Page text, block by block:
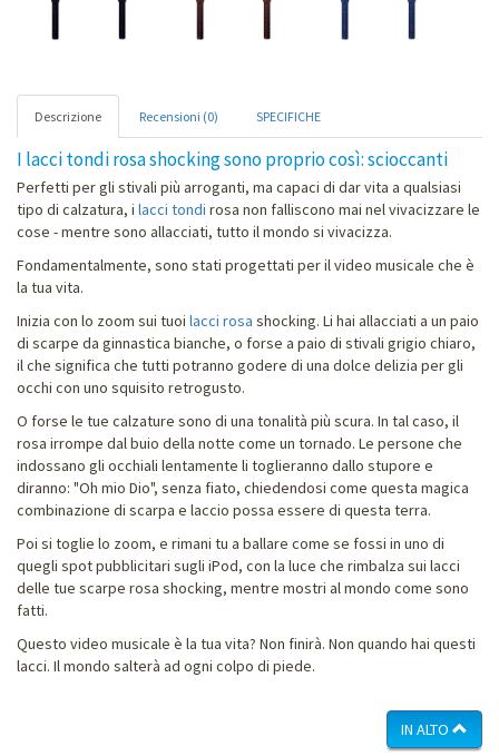
Descrizione Recensioni (0) SPECIFICHE
I lacci tondi rosa shocking sono proprio così: scioccanti
Perfetti per gli stivali più arroganti, ma capaci di dar vita a qualsiasi
tipo di calzatura, i lacci tondi rosa non falliscono mai nel vivacizzare le
cose - mentre sono allacciati, tutto il mondo si vivacizza.
Fondamentalmente, sono stati progettati per il video musicale che è
la tua vita.
Inizia con lo zoom sui tuoi lacci rosa shocking. Li hai allacciati a un paio
di scarpe da ginnastica bianche, o forse a paio di stivali grigio chiaro,
il che significa che tutti potranno godere di una dolce delizia per gli
occhi con uno squisito retrogusto.
O forse le tue calzature sono di una tonalità più scura. In tal caso, il
rosa irrompe dal buio della notte come un tornado. Le persone che
indossano gli occhiali lentamente li toglieranno dallo stupore e
diranno: "Oh mio Dio", senza fiato, chiedendosi come questa magica
combinazione di scarpa e laccio possa essere di questa terra.
Poi si toglie lo zoom, e rimani tu a ballare come se fossi in uno di
quegli spot pubblicitari sugli iPod, con la luce che rimbalza sui lacci
delle tue scarpe rosa shocking, mentre mostri al mondo come sono
fatti.
Questo video musicale è la tua vita? Non finirà. Non quando hai questi
lacci. Il mondo salterà ad ogni colpo di piede.
IN ALTO